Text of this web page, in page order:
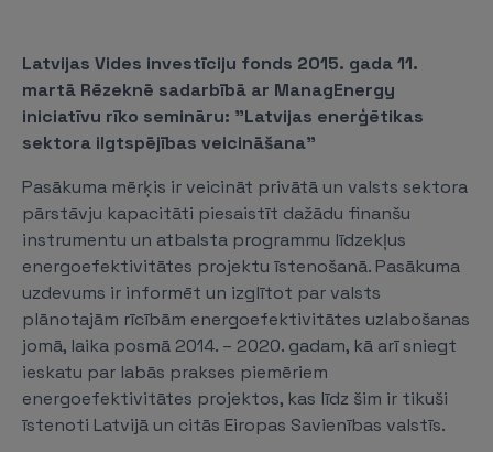
Latvijas Vides investīciju fonds 2015. gada 11.
martā Rēzeknē sadarbībā ar ManagEnergy
iniciatīvu rīko semināru: ”Latvijas enerģētikas
sektora ilgtspējības veicināšana”
Pasākuma mērķis ir veicināt privātā un valsts sektora
pārstāvju kapacitāti piesaistīt dažādu finanšu
instrumentu un atbalsta programmu līdzekļus
energoefektivitātes projektu īstenošanā. Pasākuma
uzdevums ir informēt un izglītot par valsts
plānotajām rīcībām energoefektivitātes uzlabošanas
jomā, laika posmā 2014. – 2020. gadam, kā arī sniegt
ieskatu par labās prakses piemēriem
energoefektivitātes projektos, kas līdz šim ir tikuši
īstenoti Latvijā un citās Eiropas Savienības valstīs.